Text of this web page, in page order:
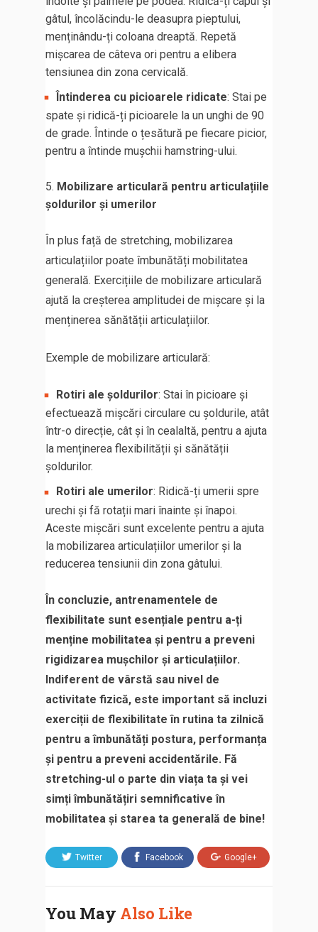
gâtul, încolăcindu-le deasupra pieptului,
menținându-ți coloana dreaptă. Repetă
mișcarea de câteva ori pentru a elibera
tensiunea din zona cervicală.
Întinderea cu picioarele ridicate: Stai pe
spate și ridică-ți picioarele la un unghi de 90
de grade. Întinde o țesătură pe fiecare picior,
pentru a întinde mușchii hamstring-ului.
Mobilizare articulară pentru articulațiile
șoldurilor și umerilor
În plus față de stretching, mobilizarea
articulațiilor poate îmbunătăți mobilitatea
generală. Exercițiile de mobilizare articulară
ajută la creșterea amplitudei de mișcare și la
menținerea sănătății articulațiilor.
Exemple de mobilizare articulară:
Rotiri ale șoldurilor: Stai în picioare și
efectuează mișcări circulare cu șoldurile, atât
într-o direcție, cât și în cealaltă, pentru a ajuta
la menținerea flexibilității și sănătății
șoldurilor.
Rotiri ale umerilor: Ridică-ți umerii spre
urechi și fă rotații mari înainte și înapoi.
Aceste mișcări sunt excelente pentru a ajuta
la mobilizarea articulațiilor umerilor și la
reducerea tensiunii din zona gâtului.
În concluzie, antrenamentele de
flexibilitate sunt esențiale pentru a-ți
menține mobilitatea și pentru a preveni
rigidizarea mușchilor și articulațiilor.
Indiferent de vârstă sau nivel de
activitate fizică, este important să incluzi
exerciții de flexibilitate în rutina ta zilnică
pentru a îmbunătăți postura, performanța
și pentru a preveni accidentările. Fă
stretching-ul o parte din viața ta și vei
simți îmbunătățiri semnificative în
mobilitatea și starea ta generală de bine!
Twitter Facebook Google+
You May Also Like